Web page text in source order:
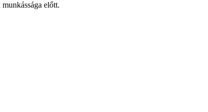
előtt.